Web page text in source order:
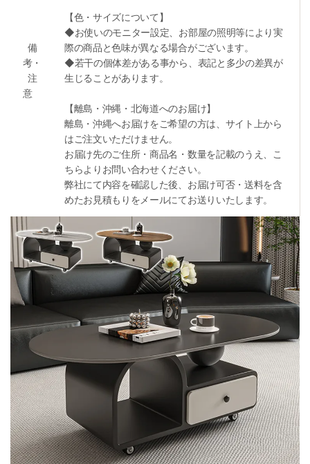
備
考・
注
意
【色・サイズについて】
◆お使いのモニター設定、お部屋の照明等により実
際の商品と色味が異なる場合がございます。
◆若干の個体差がある事から、表記と多少の差異が
生じることがあります。
【離島・沖縄・北海道へのお届け】
離島・沖縄へお届けをご希望の方は、サイト上から
はご注文いただけません。
お届け先のご住所・商品名・数量を記載のうえ、こ
ちらよりお問い合わせください。
弊社にて内容を確認した後、お届け可否・送料を含
めたお見積もりをメールにてお送りいたします。